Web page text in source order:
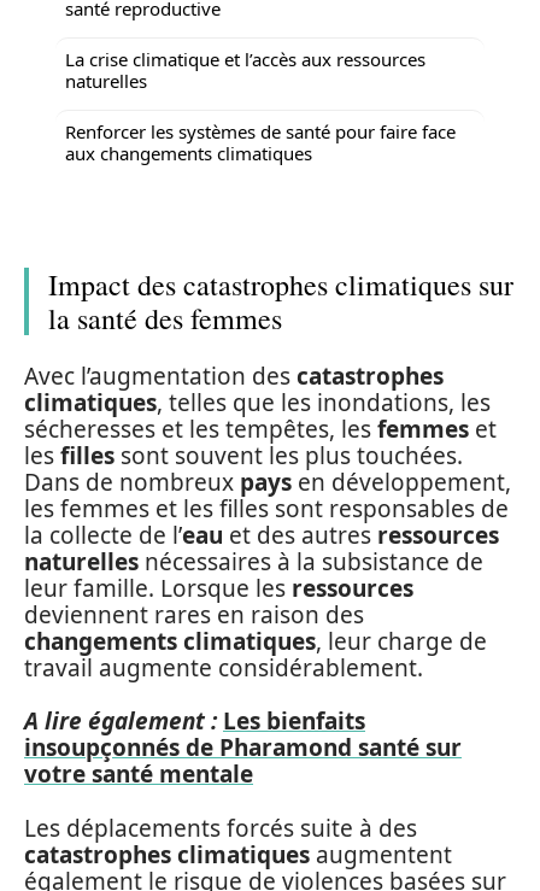
santé reproductive
La crise climatique et l’accès aux ressources
naturelles
Renforcer les systèmes de santé pour faire face
aux changements climatiques
Impact des catastrophes climatiques sur
la santé des femmes
Avec l’augmentation descatastrophes
climatiques, telles que les inondations, les
sécheresses et les tempêtes, lesfemmes et
lesfilles sont souvent les plus touchées.
Dans de nombreux pays en développement,
les femmes et les filles sont responsables de
la collecte de l’eau et des autres ressources
naturelles nécessaires à la subsistance de
leur famille. Lorsque les ressources
deviennent rares en raison des
changements climatiques, leur charge de
travail augmente considérablement.
A lire également : Les bienfaits
insoupçonnés de Pharamond santé sur
votre santé mentale
Les déplacements forcés suite à des
catastrophes climatiques augmentent
également le risque de violences basées sur